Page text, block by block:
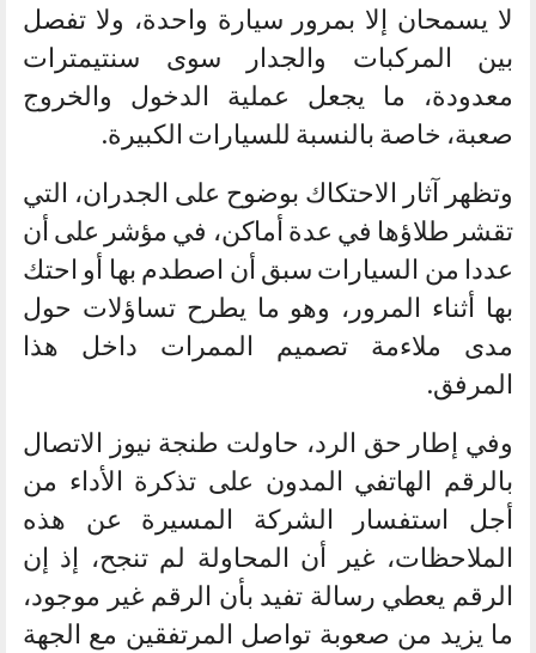
لا يسمحان إلا بمرور سيارة واحدة، ولا تفصل
بين المركبات والجدار سوى سنتيمترات
معدودة، ما يجعل عملية الدخول والخروج
صعبة، خاصة بالنسبة للسيارات الكبيرة.
وتظهر آثار الاحتكاك بوضوح على الجدران، التي
تقشر طلاؤها في عدة أماكن، في مؤشر على أن
عددا من السيارات سبق أن اصطدم بها أو احتك
بها أثناء المرور، وهو ما يطرح تساؤلات حول
مدى ملاءمة تصميم الممرات داخل هذا
المرفق.
وفي إطار حق الرد، حاولت طنجة نيوز الاتصال
بالرقم الهاتفي المدون على تذكرة الأداء من
أجل استفسار الشركة المسيرة عن هذه
الملاحظات، غير أن المحاولة لم تنجح، إذ إن
الرقم يعطي رسالة تفيد بأن الرقم غير موجود،
ما يزيد من صعوبة تواصل المرتفقين مع الجهة